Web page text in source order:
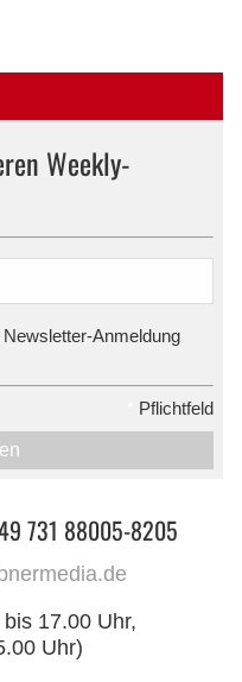
Weekly-
Anmeldung
Pflichtfeld
731 88005-8205
17.00 Uhr,
Uhr)